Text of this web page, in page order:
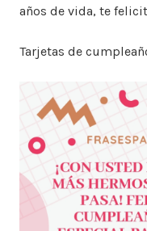
años de vida, te
Tarjetas de